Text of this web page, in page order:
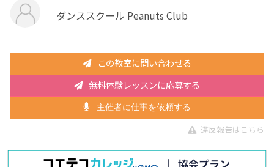
ダンススクール Peanuts Club
この教室に問い合わせる
無料体験レッスンに応募する
主催者に仕事を依頼する
違反報告はこちら